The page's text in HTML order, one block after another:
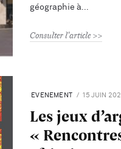
géographie à
Consulter l'article
EVENEMENT 15 JUIN
Les jeux
«